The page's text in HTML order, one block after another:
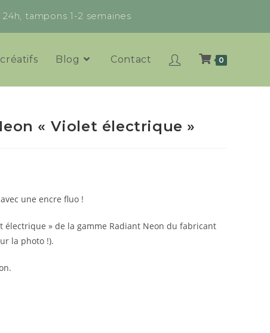
tampons 1-2 semaines
Blog Contact 0
« Violet électrique »
une encre fluo !
électrique » de la gamme Radiant Neon du fabricant
la photo !).